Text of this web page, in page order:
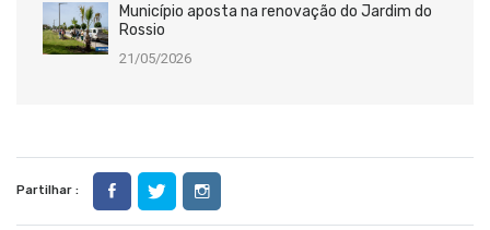
Município aposta na renovação do Jardim do
Rossio
21/05/2026
Partilhar :